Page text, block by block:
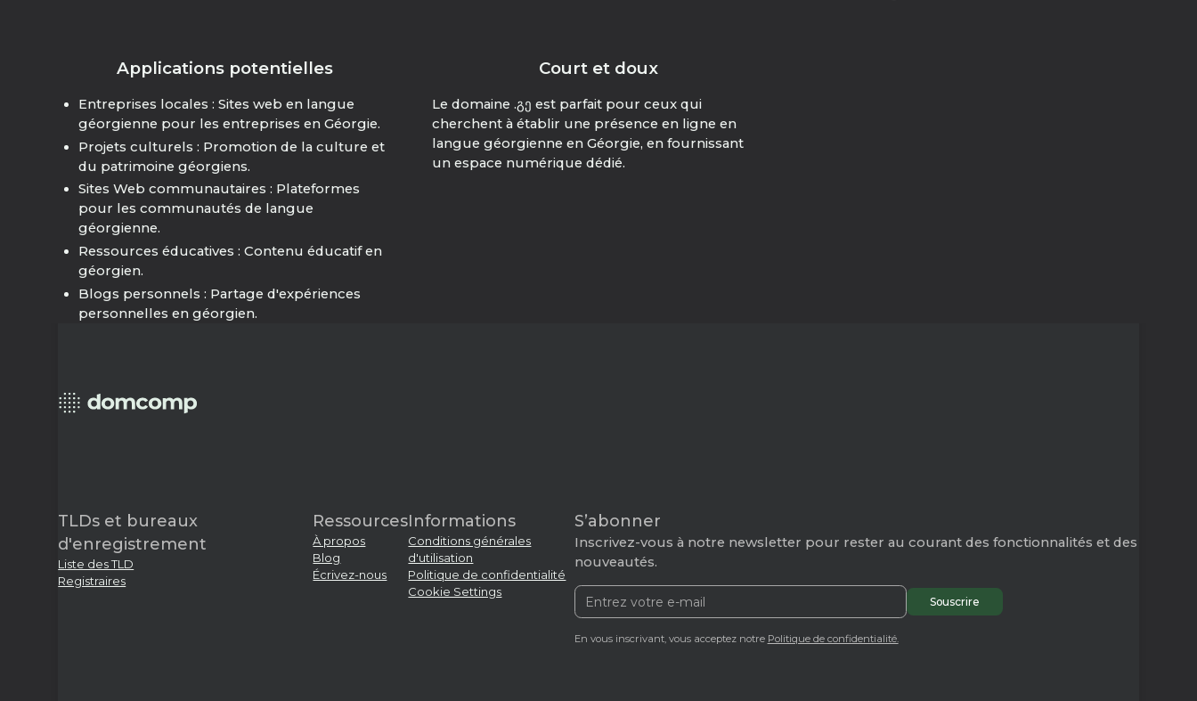
Applications potentielles
Entreprises locales : Sites web en langue
géorgienne pour les entreprises en Géorgie.
Projets culturels : Promotion de la culture et
du patrimoine géorgiens.
Sites Web communautaires : Plateformes
pour les communautés de langue
géorgienne.
Ressources éducatives : Contenu éducatif en
géorgien.
Blogs personnels : Partage d'expériences
personnelles en géorgien.
Court et doux
Le domaine .გე est parfait pour ceux qui
cherchent à établir une présence en ligne en
langue géorgienne en Géorgie, en fournissant
un espace numérique dédié.
TLDs et bureaux
d'enregistrement
Liste des TLD
Registraires
Ressources
À propos
Blog
Écrivez-nous
Informations
Conditions générales
d'utilisation
Politique de confidentialité
Cookie Settings
S’abonner
Inscrivez-vous à notre newsletter pour rester au courant des fonctionnalités et des
nouveautés.
En vous inscrivant, vous acceptez notre Politique de confidentialité.